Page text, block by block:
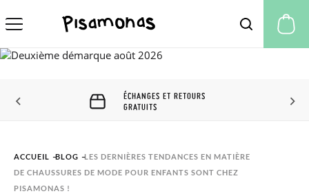
ÉCHANGES ET RETOURS
GRATUITS
ACCUEIL BLOG
LES DERNIÈRES TENDANCES EN MATIÈRE
DE CHAUSSURES DE MODE POUR ENFANTS SONT CHEZ
PISAMONAS !